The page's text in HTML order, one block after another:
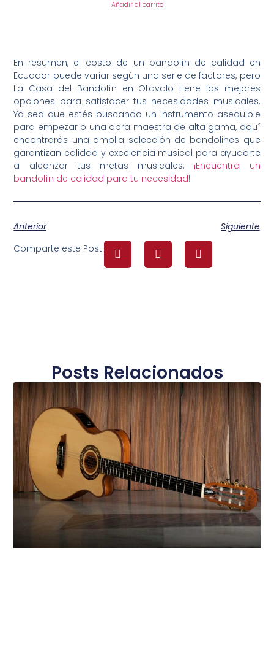
Añadir al carrito
En resumen, el costo de un bandolín de calidad en
Ecuador puede variar según una serie de factores, pero
La Casa del Bandolín en Otavalo tiene las mejores
opciones para satisfacer tus necesidades musicales.
Ya sea que estés buscando un instrumento asequible
para empezar o una obra maestra de alta gama, aquí
encontrarás una amplia selección de bandolines que
garantizan calidad y excelencia musical para ayudarte
a alcanzar tus metas musicales. ¡Encuentra un
bandolín de calidad para tu necesidad!
Anterior
Siguiente
Comparte este Post:
Posts Relacionados